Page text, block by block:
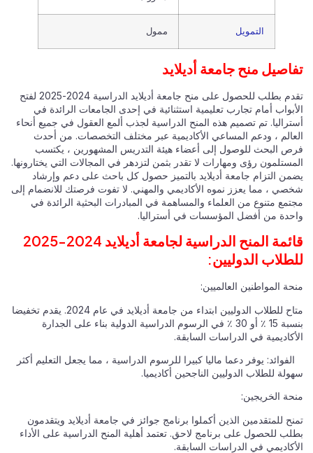
التمويل ممول
تفاصيل منح جامعة أديلايد
تقدم بطلب للحصول على منح جامعة أديلايد الدراسية 2024-2025 لفتح
الأبواب أمام تجارب تعليمية استثنائية في إحدى الجامعات الرائدة في
أستراليا. تم تصميم هذه المنح الدراسية لجذب ألمع العقول في جميع أنحاء
العالم ، ودعم المساعي الأكاديمية عبر مختلف التخصصات. من أحدث
فرص البحث للوصول إلى أعضاء هيئة التدريس المشهورين ، يكتسب
المستلمون رؤى ومهارات لا تقدر بثمن لتزدهر في المجالات التي يختارونها.
يضمن التزام جامعة أديلايد بالتميز حصول كل باحث على دعم وإرشاد
شخصي ، مما يعزز نموه الأكاديمي والمهني. لا تفوت فرصتك للانضمام إلى
مجتمع متنوع من العلماء والمساهمة في المبادرات البحثية الرائدة في
واحدة من أفضل المؤسسات في أستراليا.
قائمة المنح الدراسية لجامعة أديلايد 2024-2025
للطلاب الدوليين:
منحة المواطنين العالميين:
متاح للطلاب الدوليين ابتداء من جامعة أديلايد في عام 2024. يقدم تخفيضا
بنسبة 15 ٪ أو 30 ٪ في الرسوم الدراسية الدولية بناء على الجدارة
الأكاديمية في الدراسات السابقة.
الفوائد: يوفر دعما ماليا كبيرا للرسوم الدراسية ، مما يجعل التعليم أكثر
سهولة للطلاب الدوليين الناجحين أكاديميا.
منحة الخريجين:
تمنح للمتقدمين الذين أكملوا برنامج جوائز في جامعة أديلايد ويتقدمون
بطلب للحصول على برنامج لاحق. تعتمد أهلية المنح الدراسية على الأداء
الأكاديمي في الدراسات السابقة.